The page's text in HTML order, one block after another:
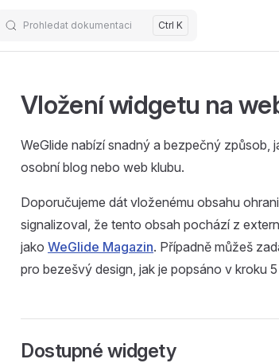
Prohledat dokumentaci Ctrl K
Vložení widgetu na
WeGlide nabízí snadný a bezpečný způsob,
osobní blog nebo web klubu.
Doporučujeme dát vloženému obsahu
signalizoval, že tento obsah pochází z
jako WeGlide Magazin. Případně můžeš
pro bezešvý design, jak je popsáno v kroku
Dostupné widgety